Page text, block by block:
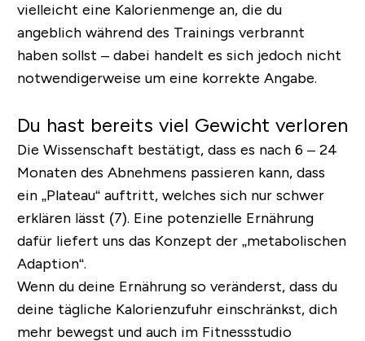
vielleicht eine Kalorienmenge an, die du
angeblich während des Trainings verbrannt
haben sollst – dabei handelt es sich jedoch nicht
notwendigerweise um eine korrekte Angabe.
Du hast bereits viel Gewicht verloren
Die Wissenschaft bestätigt, dass es nach 6 – 24
Monaten des Abnehmens passieren kann, dass
ein „Plateau“ auftritt, welches sich nur schwer
erklären lässt (7). Eine potenzielle Ernährung
dafür liefert uns das Konzept der „metabolischen
Adaption“.
Wenn du deine Ernährung so veränderst, dass du
deine tägliche Kalorienzufuhr einschränkst, dich
mehr bewegst und auch im Fitnessstudio